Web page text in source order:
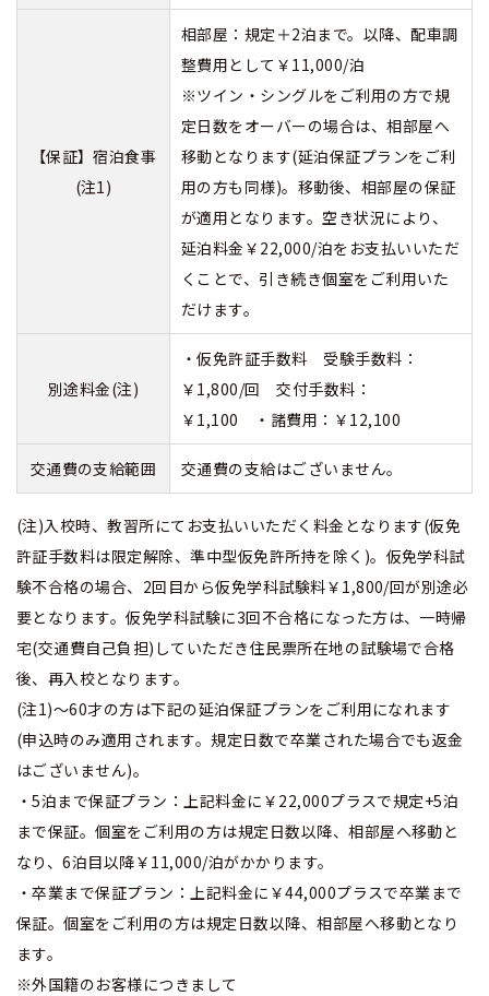
【保証】宿泊食事
(注1)
相部屋：規定＋2泊まで。以降、配車調
整費用として￥11,000/泊
※ツイン・シングルをご利用の方で規
定日数をオーバーの場合は、相部屋へ
移動となります(延泊保証プランをご利
用の方も同様)。移動後、相部屋の保証
が適用となります。空き状況により、
延泊料金￥22,000/泊をお支払いいただ
くことで、引き続き個室をご利用いた
だけます。
別途料金(注)
・仮免許証手数料 受験手数料：
￥1,800/回 交付手数料：
￥1,100 ・諸費用：￥12,100
交通費の支給範囲 交通費の支給はございません。
(注)入校時、教習所にてお支払いいただく料金となります(仮免
許証手数料は限定解除、準中型仮免許所持を除く)。仮免学科試
験不合格の場合、2回目から仮免学科試験料￥1,800/回が別途必
要となります。仮免学科試験に3回不合格になった方は、一時帰
宅(交通費自己負担)していただき住民票所在地の試験場で合格
後、再入校となります。
(注1)～60才の方は下記の延泊保証プランをご利用になれます
(申込時のみ適用されます。規定日数で卒業された場合でも返金
はございません)。
・5泊まで保証プラン：上記料金に￥22,000プラスで規定+5泊
まで保証。個室をご利用の方は規定日数以降、相部屋へ移動と
なり、6泊目以降￥11,000/泊がかかります。
・卒業まで保証プラン：上記料金に￥44,000プラスで卒業まで
保証。個室をご利用の方は規定日数以降、相部屋へ移動となり
ます。
※外国籍のお客様につきまして